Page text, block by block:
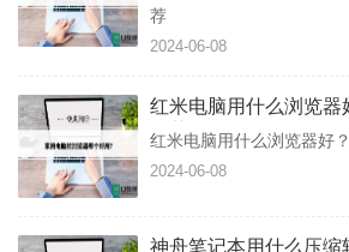
荐
2024-06-08
红米电脑用什么浏览器
推荐
红米电脑用什么浏览器好
2024-06-08
神舟笔记本用什么压缩